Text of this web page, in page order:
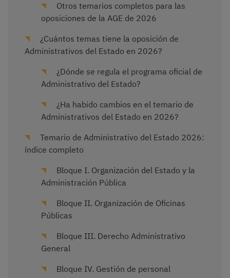
Otros temarios completos para las
oposiciones de la AGE de 2026
¿Cuántos temas tiene la oposición de
Administrativos del Estado en 2026?
¿Dónde se regula el programa oficial de
Administrativo del Estado?
¿Ha habido cambios en el temario de
Administrativos del Estado en 2026?
Temario de Administrativo del Estado 2026:
índice completo
Bloque I. Organización del Estado y la
Administración Pública
Bloque II. Organización de Oficinas
Públicas
Bloque III. Derecho Administrativo
General
Bloque IV. Gestión de personal